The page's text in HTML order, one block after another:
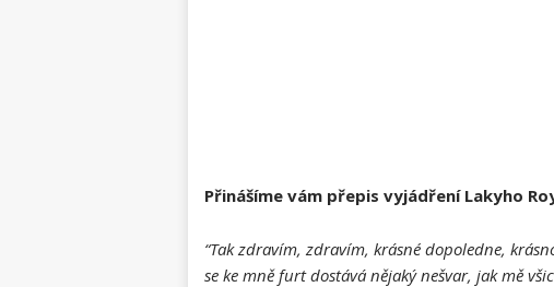
Přinášíme vám přepis vyjádření Lakyho
“Tak zdravím, zdravím, krásné dopoledne,
se ke mně furt dostává nějaký nešvar, jak mě